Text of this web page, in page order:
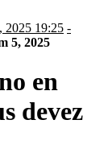
5, 2025 19:25 -
5, 2025
en
devez